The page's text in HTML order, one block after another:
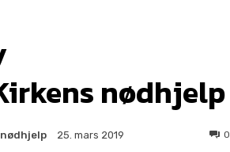
nødhjelp
25. mars 2019 0